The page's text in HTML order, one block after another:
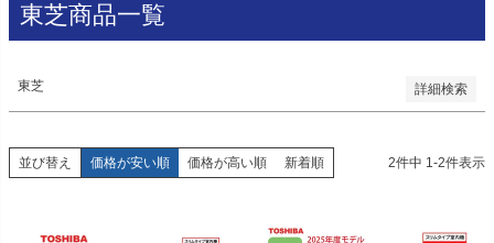
東芝商品一覧
東芝 詳細検索
検索
並び替え 価格が安い順 価格が高い順 新着順 2件中 1-2件表示